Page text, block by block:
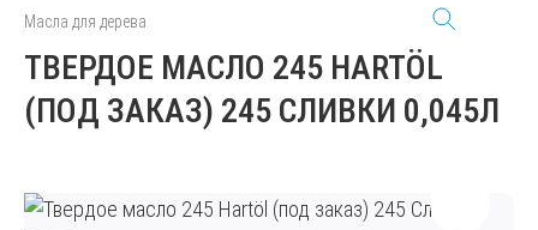
Масла для дерева
ТВЕРДОЕ МАСЛО 245 HARTÖL
(ПОД ЗАКАЗ) 245 СЛИВКИ 0,045Л